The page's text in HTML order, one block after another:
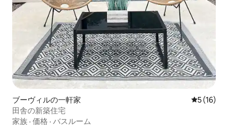
ブーヴィルの一軒家 レビュー
5 (16)
田舎の新築住宅
家族 · 価格 · バスルーム